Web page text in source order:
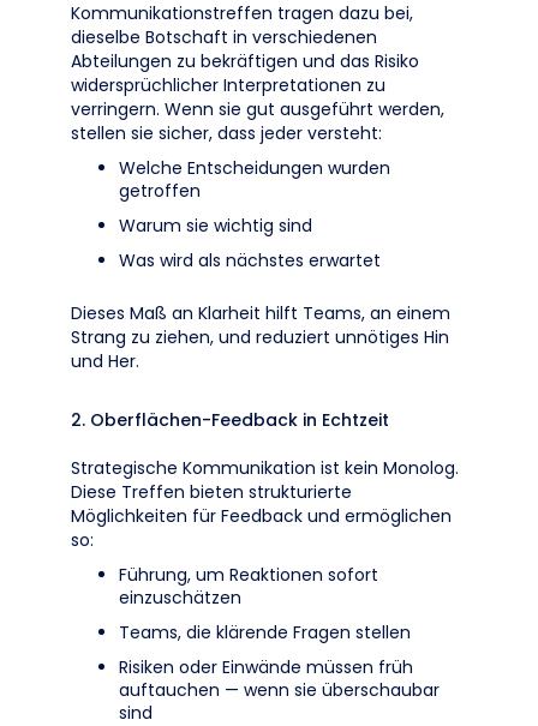
Kommunikationstreffen tragen dazu bei,
dieselbe Botschaft in verschiedenen
Abteilungen zu bekräftigen und das Risiko
widersprüchlicher Interpretationen zu
verringern. Wenn sie gut ausgeführt werden,
stellen sie sicher, dass jeder versteht:
Welche Entscheidungen wurden
getroffen
Warum sie wichtig sind
Was wird als nächstes erwartet
Dieses Maß an Klarheit hilft Teams, an einem
Strang zu ziehen, und reduziert unnötiges Hin
und Her.
2. Oberflächen-Feedback in Echtzeit
Strategische Kommunikation ist kein Monolog.
Diese Treffen bieten strukturierte
Möglichkeiten für Feedback und ermöglichen
so:
Führung, um Reaktionen sofort
einzuschätzen
Teams, die klärende Fragen stellen
Risiken oder Einwände müssen früh
auftauchen — wenn sie überschaubar
sind